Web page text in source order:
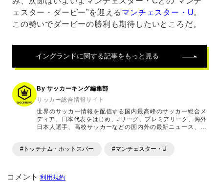
ェスター・ダービー”を迎える マンチェスター・U。
この勢いでダービーの勝利も期待したいところだ。
イングランドに関する記事をもっと見る
By サッカーキング編集部
サッカー総合情報サイト
世界のサッカー情報を配信する国内最高峰のサッカー総合メ
ディア。日本代表をはじめ、Jリーグ、プレミアリーグ、海外
日本人選手、高校サッカーなどの国内外の最新ニュース、コ
ます。「X」「Instagram」「YouTube」「TikTok」など、
#トッテナム・ホットスパー #マンチェスター・U